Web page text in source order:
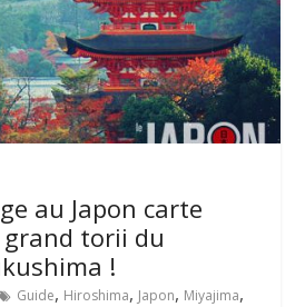
au Japon carte
grand torii du
!
Guide, Hiroshima, Japon, Miyajima,